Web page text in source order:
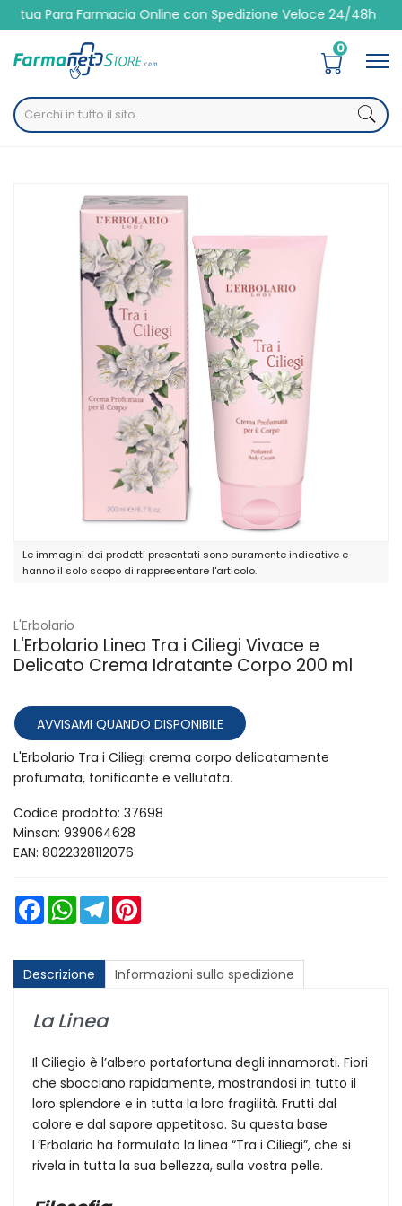
Farmacia Online con Spedizione Veloce 24/48h
0
Idratante Corpo 200 ml
Le immagini dei prodotti presentati sono puramente indicative e
hanno il solo scopo di rappresentare l'articolo.
L'Erbolario
L'Erbolario Linea Tra i Ciliegi Vivace e
Delicato Crema Idratante Corpo 200 ml
AVVISAMI QUANDO DISPONIBILE
L'Erbolario Tra i Ciliegi crema corpo delicatamente
profumata, tonificante e vellutata.
Codice prodotto: 37698
Minsan: 939064628
EAN: 8022328112076
FacebookWhatsAppTelegram
Descrizione Informazioni sulla spedizione
La Linea
Il Ciliegio è l’albero portafortuna degli innamorati. Fiori
che sbocciano rapidamente, mostrandosi in tutto il
loro splendore e in tutta la loro fragilità. Frutti dal
colore e dal sapore appetitoso. Su questa base
L’Erbolario ha formulato la linea “Tra i Ciliegi”, che si
rivela in tutta la sua bellezza, sulla vostra pelle.